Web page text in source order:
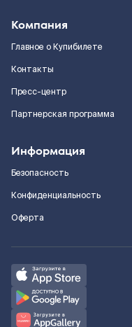
Компания
Главное о Купибилете
Контакты
Пресс-центр
Партнерская программа
Информация
Безопасность
Конфиденциальность
Оферта